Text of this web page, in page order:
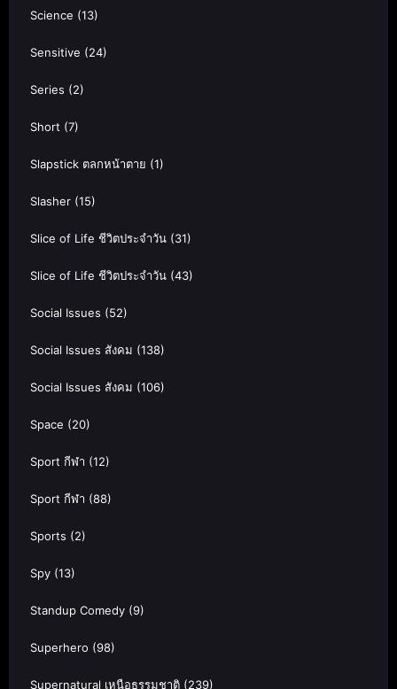
Science (13)
Sensitive (24)
Series (2)
Short (7)
Slapstick ตลกหน้าตาย (1)
Slasher (15)
Slice of Life ชีวิตประจำวัน (31)
Slice of Life ชีวิตประจำวัน (43)
Social Issues (52)
Social Issues สังคม (138)
Social Issues สังคม (106)
Space (20)
Sport กีฬา (12)
Sport กีฬา (88)
Sports (2)
Spy (13)
Standup Comedy (9)
Superhero (98)
Supernatural เหนือธรรมชาติ (239)